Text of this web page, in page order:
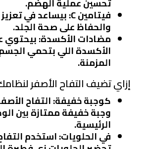
فيتامين C : بيساعد في
والحفاظ على صحة الجلد.
مضادات الأكسدة: بيحتوي
الأكسدة اللي بتحمي
المزمنة.
إزاي تضيف التفاح الأصفر
كوجبة خفيفة: التفاح
وجبة خفيفة ممتازة بين
الرئيسية.
في الحلويات: استخدم